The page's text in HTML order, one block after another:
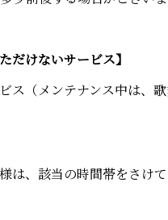
だけないサービス】
ス（メンテナンス中は、
は、該当の時間帯をさけ